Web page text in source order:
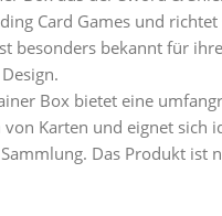
Card Games und
besonders bekannt für
Box bietet eine
Karten und eignet sich
Das Produkt ist